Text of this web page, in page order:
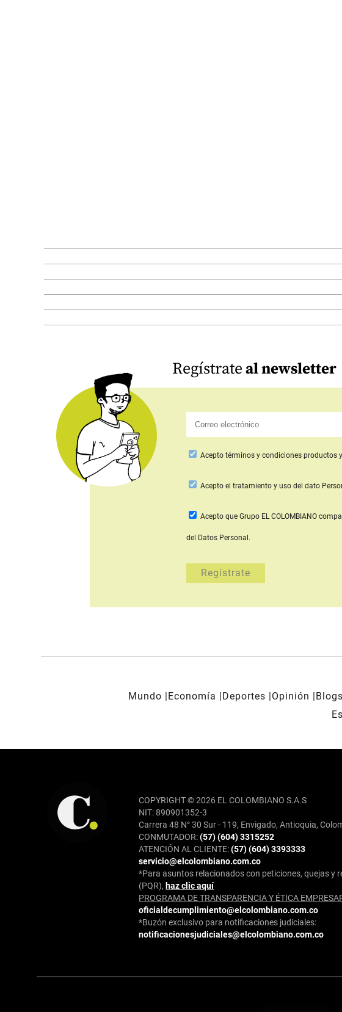
Regístrateal newsletter
Acepto términos y condiciones productos
Aceptoel tratamiento y uso del dato
Acepto que Grupo EL COLOMBIANO
del Datos Personal.
Mundo Economía Deportes Opinión Blogs
COPYRIGHT © 2026 EL COLOMBIANO S.A.S
NIT: 890901352-3
Carrera 48 N° 30 Sur - 119, Envigado, Antioquia,
CONMUTADOR:(57) (604) 3315252
ATENCIÓN AL CLIENTE:(57) (604) 3393333
servicio@elcolombiano.com.co
*Para asuntos relacionados con peticiones, quejas y
(PQR), haz clic aquí
PROGRAMA DE TRANSPARENCIA Y ÉTICA
oficialdecumplimiento@elcolombiano.com.co
*Buzón exclusivo para notificaciones judiciales:
notificacionesjudiciales@elcolombiano.com.co